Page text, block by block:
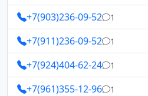
+7(903)236-09-52 1
+7(911)236-09-52 1
+7(924)404-62-24 1
+7(961)355-12-96 1